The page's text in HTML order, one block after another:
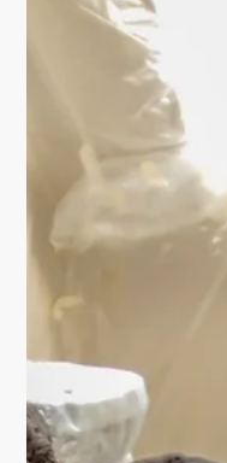
Die Kinder des
selber kreativ. Sie